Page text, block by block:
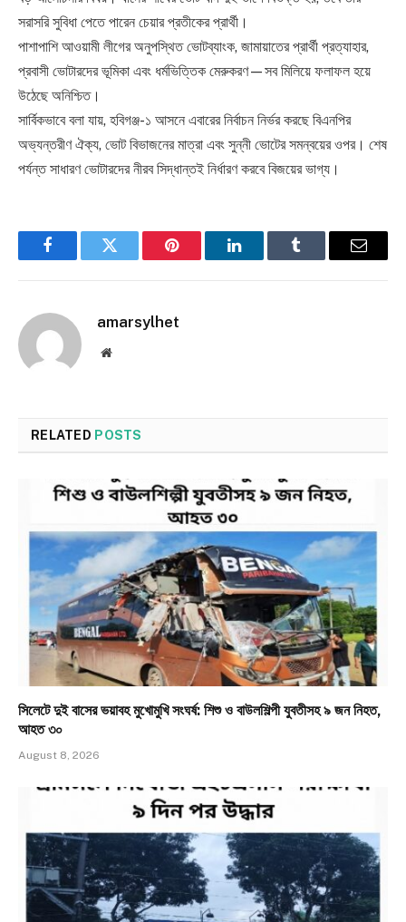
সরাসরি সুবিধা পেতে পারেন চেয়ার প্রতীকের প্রার্থী।
পাশাপাশি আওয়ামী লীগের অনুপস্থিত ভোটব্যাংক, জামায়াতের প্রার্থী প্রত্যাহার,
প্রবাসী ভোটারদের ভূমিকা এবং ধর্মভিত্তিক মেরুকরণ—সব মিলিয়ে ফলাফল হয়ে
উঠেছে অনিশ্চিত।
সার্বিকভাবে বলা যায়, হবিগঞ্জ-১ আসনে এবারের নির্বাচন নির্ভর করছে বিএনপির
অভ্যন্তরীণ ঐক্য, ভোট বিভাজনের মাত্রা এবং সুন্নী ভোটের সমন্বয়ের ওপর। শেষ
পর্যন্ত সাধারণ ভোটারদের নীরব সিদ্ধান্তই নির্ধারণ করবে বিজয়ের ভাগ্য।
FacebookTwitter Pinterest LinkedInTumblr Email
amarsylhet
Website
RELATED POSTS
সিলেটে দুই বাসের ভয়াবহ মুখোমুখি সংঘর্ষ: শিশু ও বাউলশিল্পী যুবতীসহ ৯ জন নিহত,
আহত ৩০
August 8, 2026